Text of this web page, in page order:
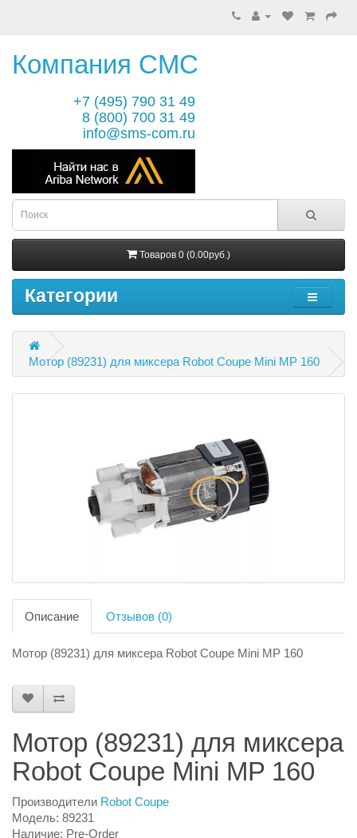
Компания СМС
+7 (495) 790 31 49
8 (800) 700 31 49
info@sms-com.ru
Товаров 0 (0.00руб.)
Категории
Мотор (89231) для миксера Robot Coupe Mini MP 160
Описание Отзывов (0)
Мотор (89231) для миксера Robot Coupe Mini MP 160
Мотор (89231) для миксера
Robot Coupe Mini MP 160
Производители Robot Coupe
Модель: 89231
Наличие: Pre-Order